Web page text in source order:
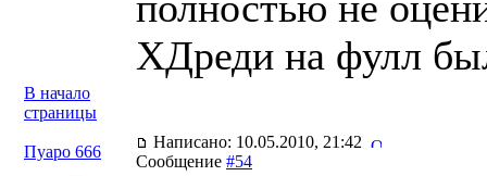
ХДреди на фулл
В начало
страницы
Пуаро 666
Написано: 10.05.2010, 21:42
Сообщение #54